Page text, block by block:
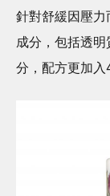
針對舒緩因壓
成分，包括透
分，配方更加入